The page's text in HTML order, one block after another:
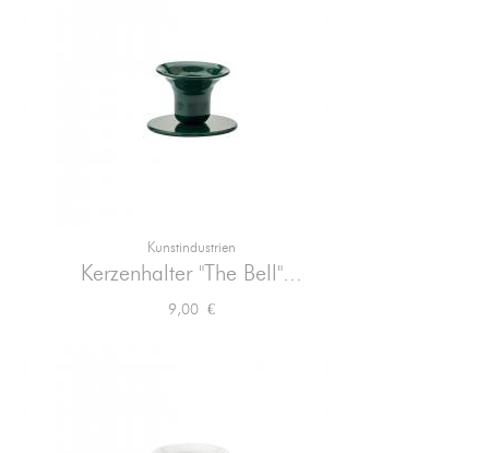
Kunstindustrien
Kerzenhalter "The Bell"...
Preis
9,00 €
Vorschau